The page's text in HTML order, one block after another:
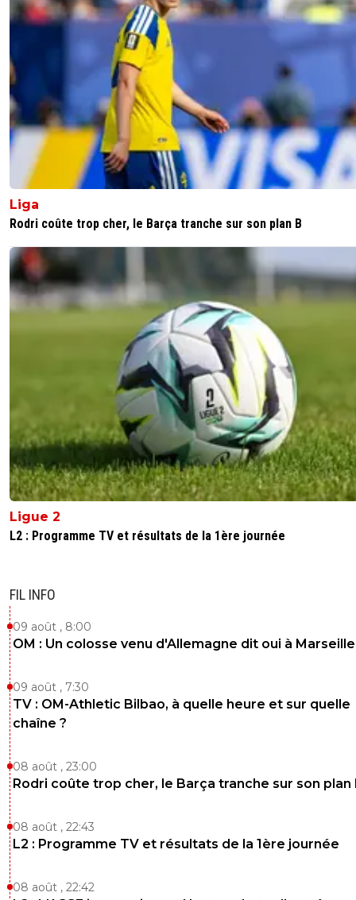
Liga
Rodri coûte trop cher, le Barça tranche sur son plan B
Ligue 2
L2 : Programme TV et résultats de la 1ère journée
FIL INFO
09 août , 8:00
OM : Un colosse venu d'Allemagne dit oui à Marseille
09 août , 7:30
TV : OM-Athletic Bilbao, à quelle heure et sur quelle
chaîne ?
08 août , 23:00
Rodri coûte trop cher, le Barça tranche sur son plan
08 août , 22:43
L2 : Programme TV et résultats de la 1ère journée
08 août , 22:42